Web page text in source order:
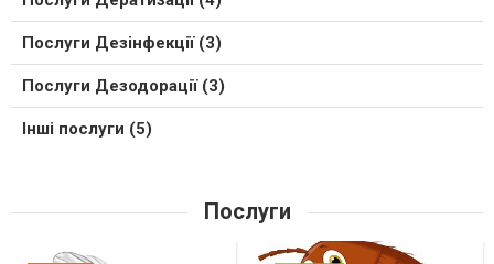
Послуги Дезінфекції (3)
Послуги Дезодорації (3)
Інші послуги (5)
Послуги